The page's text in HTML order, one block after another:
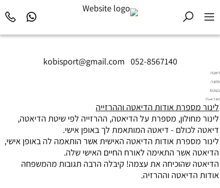
kobisport@gmail.com 052-8567140
דיאטה
ותזונה
בשיטת
Diet2All:
המדע
שמאחורי
המושלם.
לינור מספרת אודות הדיאטה וההרזייה
לינור מחולון, מספרת על הדיאטה, ההרזייה לפי שיטת הדיאטה,
דיאטה לכולם - דיאטה המותאמת לך באופן אישי.
לינור מספרת אודות הדיאטה האישית אשר הותאמה לה באופן אישי,
הדיאטה אשר התאימה לאורח החיים האישי שלה.
הדיאטה שהוכיחה את עצמה! קיבלה הרבה תגובות מהמשפחה
אודות הדיאטה וההרזיה.